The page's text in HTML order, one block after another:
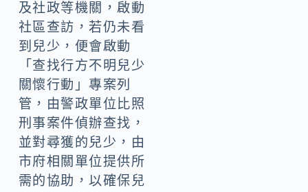
及社政等機關，啟動
社區查訪，若仍未看
到兒少，便會啟動
「查找行方不明兒少
關懷行動」專案列
管，由警政單位比照
刑事案件偵辦查找，
並對尋獲的兒少，由
市府相關單位提供所
需的協助，以確保兒